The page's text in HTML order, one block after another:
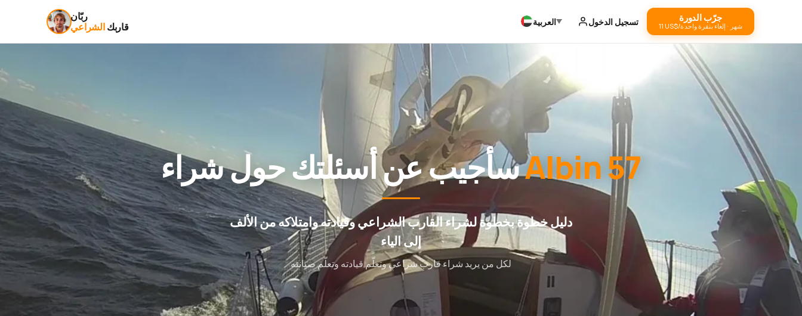
ربّان
قاربكالشراعي العربية تسجيل الدخول جرّب الدورة
‏11 US$/شهر · إلغاء بنقرة واحدة
سأجيب عن أسئلتك حول شراءAlbin 57
دليل خطوة بخطوة لشراء القارب الشراعي وقيادته وامتلاكه من الألف
إلى الياء
لكل من يريد شراء قارب شراعي وتعلّم قيادته وتعلّم صيانته